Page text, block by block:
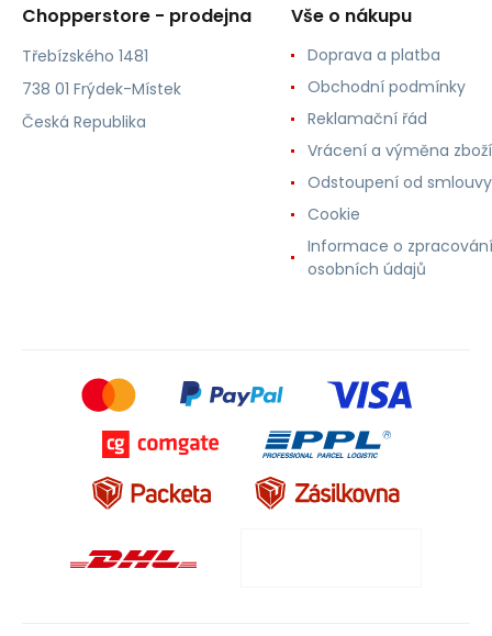
Chopperstore - prodejna
Třebízského 1481
738 01 Frýdek-Místek
Česká Republika
Vše o nákupu
Doprava a platba
Obchodní podmínky
Reklamační řád
Vrácení a výměna zboží
Odstoupení od smlouvy
Cookie
Informace o zpracování
osobních údajů